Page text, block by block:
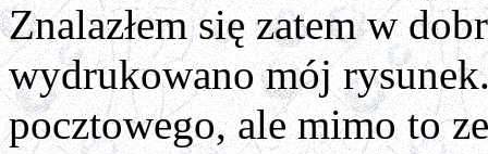
Znalazłem się zatem w
wydrukowano mój
pocztowego, ale mimo to